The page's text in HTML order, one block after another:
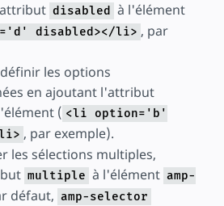
disabled
à l'élément
disabled></li> , par
les options
en ajoutant l'attribut
( <li option='b'
li> , par exemple).
les sélections multiples,
multiple à l'élément amp-
défaut, amp-selector